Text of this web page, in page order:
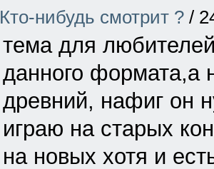
Кто-нибудь смотрит ? /
тема для
данного формата,а
древний, нафиг он
играю на старых
на новых хотя и